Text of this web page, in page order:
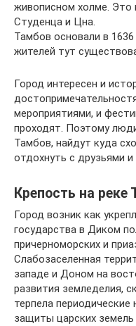
живописном холме. Это
Студенца и Цна.
Тамбов основали в
жителей тут
Город интересен и
мероприятиями, и
проходят. Поэтому
Тамбов, найдут куда
отдохнуть с друзьями
Крепость на реке
Город возник как
государства в Диком
причерноморских и
Слабозаселенная
западе и Доном на
развития земледелия,
терпела
защиты царских земель